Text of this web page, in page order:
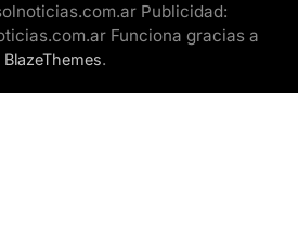
Publicidad:
Funciona gracias a
BlazeThemes.